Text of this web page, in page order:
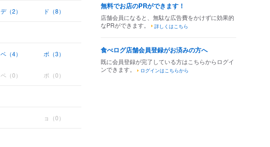
デ（2） ド（8）
ベ（4） ボ（3）
ペ（0） ポ（0）
ョ（0）
無料でお店のPRができます！
店舗会員になると、無駄な広告費をかけずに効果的
なPRができます。
詳しくはこちら
食べログ店舗会員登録がお済みの方へ
既に会員登録が完了している方はこちらからログイ
ンできます。
ログインはこちらから